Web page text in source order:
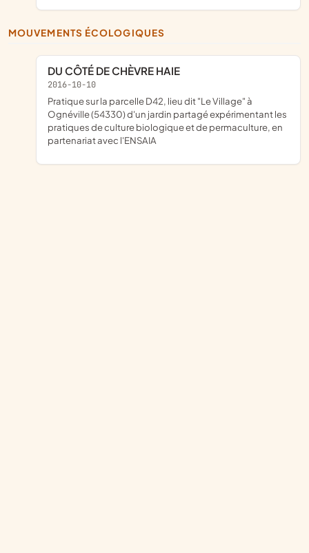
MOUVEMENTS ÉCOLOGIQUES
DU CÔTÉ DE CHÈVRE HAIE
2016-10-10
pratique sur la parcelle D42, lieu dit "Le Village" à
Ognéville (54330) d'un jardin partagé expérimentant les
pratiques de culture biologique et de permaculture, en
partenariat avec l'ENSAIA